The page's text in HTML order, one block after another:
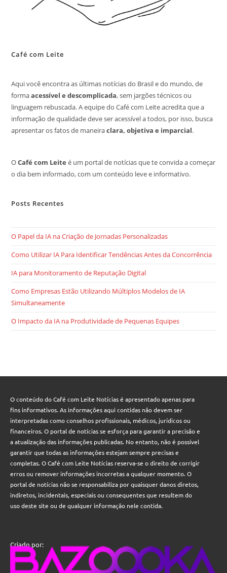
Café com Leite
Aqui você encontra as últimas notícias do Brasil e do mundo, de
formaacessível e descomplicada, sem jargões técnicos ou
linguagem rebuscada. A equipe do Café com Leite acredita que a
informação de qualidade deve ser acessível a todos, por isso, busca
apresentar os fatos de maneiraclara, objetiva e imparcial.
OCafé com Leite é um portal de notícias que te convida a começar
o dia bem informado, com um conteúdo leve e informativo.
Posts Recentes
O Papel da IA na Criação de Jornadas Personalizadas
Como Utilizar IA Para Identificar Tendências Antes da Concorrência
IA para Monitoramento de Reputação Digital
Como Empresas Estão Utilizando Múltiplos Modelos de IA
Simultaneamente
O Impacto da IA na Produtividade de Pequenas Equipes
O conteúdo do Café com Leite Notícias é apresentado apenas para
fins informativos. As informações aqui contidas não devem ser
interpretadas como conselhos profissionais, médicos, jurídicos ou
financeiros. O portal de notícias se esforça para garantir a precisão e
a atualização das informações publicadas. No entanto, não é possível
garantir que todas as informações estejam sempre precisas e
completas. O Café com Leite Notícias reserva-se o direito de corrigir
erros ou remover informações incorretas a qualquer momento. O
portal de notícias não se responsabiliza por quaisquer danos diretos,
indiretos, incidentais, especiais ou consequentes que resultem do
uso deste site ou de qualquer informação nele contida.
Criado por: